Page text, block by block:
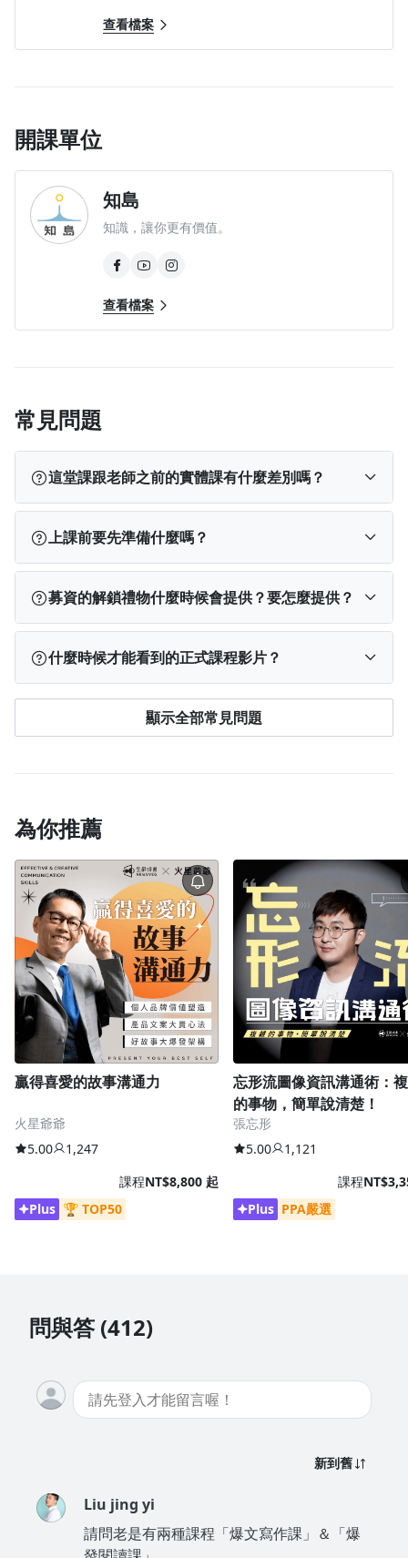
查看檔案
開課單位
知島
知識，讓你更有價值。
查看檔案
常見問題
這堂課跟老師之前的實體課有什麼差別嗎？
這堂課是老師將之前場場爆滿的實體課「爆文寫作
班」整理成3小時的線上課程版，內容沒有任何刪減！
之後的實體課也不會再有一樣的內容，想體驗場場爆
滿的寫作課就趁現在！
上課前要先準備什麼嗎？
一支筆、一個筆記本和一台電腦就可以，只要你會寫
會打字就可以！
募資的解鎖禮物什麼時候會提供？要怎麼提供？
解鎖爆文精華模組包 >在募資期間達300人購課，即贈
爆文精華模組包，將老師爆文結構＋金句整理成快速
上線日11／30於學習專區提供
解鎖人體工學鍵鼠組>達1500人購課，即抽1０人贈送
後兩週內完成抽獎，並以您在PressPlay註冊的電子信
箱聯絡您
解鎖爆文夢想贊助>達2000人購課，即抽1人贈送爆文
夢想贊助MacBook Air一台，預計在開課後兩週內完
成抽獎，並以您在PressPlay註冊的電子信箱聯絡您
什麼時候才能看到的正式課程影片？
2021/11/30（二）課程影片就會陸續上線！
顯示全部常見問題
為你推薦
贏得喜愛的故事溝通力
火星爺爺
5.00
1,247
課程NT$8,800 起
Plus 🏆 TOP50
忘形流圖像資訊溝通術：
的事物，簡單說清楚！
張忘形
5.00
1,121
課程
Plus PPA嚴選
問與答 (412)
新到舊
Liu jing yi
請問老是有兩種課程「爆文寫作課」＆「爆